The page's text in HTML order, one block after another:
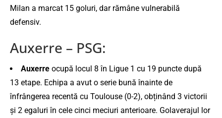
Milan a marcat 15 goluri, dar rămâne vulnerabilă
defensiv.
Auxerre – PSG:
Auxerre ocupă locul 8 în Ligue 1 cu 19 puncte după
13 etape. Echipa a avut o serie bună înainte de
înfrângerea recentă cu Toulouse (0-2), obținând 3 victorii
și 2 egaluri în cele cinci meciuri anterioare. Golaverajul lor